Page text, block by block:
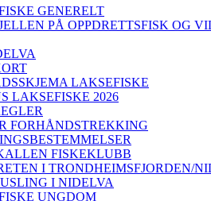
GENERELT
PÅ OPPDRETTSFISK OG
LAKSEFISKE
LAKSEFISKE 2026
FORHÅNDSTREKKING
FISKEKLUBB
I TRONDHEIMSFJORDEN/
I NIDELVA
UNGDOM